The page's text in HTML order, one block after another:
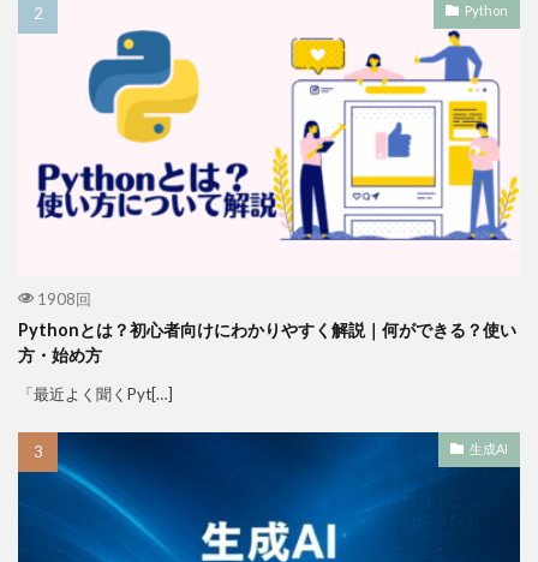
Python
1908回
Pythonとは？初心者向けにわかりやすく解説｜何ができる？使い
方・始め方
「最近よく聞くPyt[…]
生成AI